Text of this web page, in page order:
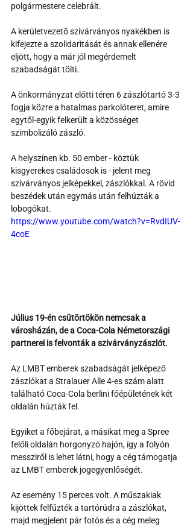
polgármestere celebrált.
A kerületvezető szivárványos nyakékben is
kifejezte a szolidaritását és annak ellenére
eljött, hogy a már jól megérdemelt
szabadságát tölti.
A önkormányzat előtti téren 6 zászlótartó 3-3
fogja közre a hatalmas parkolóteret, amire
egytől-egyik felkerült a közösséget
szimbolizáló zászló.
A helyszínen kb. 50 ember - köztük
kisgyerekes családosok is - jelent meg
szivárványos jelképekkel, zászlókkal. A rövid
beszédek után egymás után felhúzták a
lobogókat.
https://www.youtube.com/watch?v=RvdIUV-
4coE
Július 19-én csütörtökön nemcsak a
városházán, de a Coca-Cola Németországi
partnerei is felvonták a szivárványzászlót.
Az LMBT emberek szabadságát jelképező
zászlókat a Stralauer Alle 4-es szám alatt
található Coca-Cola berlini főépületének két
oldalán húzták fel.
Egyiket a főbejárat, a másikat meg a Spree
felőli oldalán horgonyzó hajón, így a folyón
messziről is lehet látni, hogy a cég támogatja
az LMBT emberek jogegyenlőségét.
Az esemény 15 perces volt. A műszakiak
kijöttek felfűzték a tartórúdra a zászlókat,
majd megjelent pár fotós és a cég meleg